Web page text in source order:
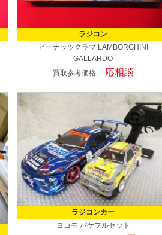
ラジコン
ピーナッツクラブLAMBORGHINI
GALLARDO
買取参考価格： 応相談
ラジコンカー
ヨコモ パケフルセット